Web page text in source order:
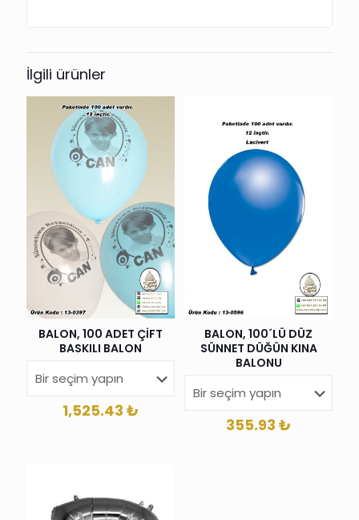
İlgili ürünler
BALON, 100 ADET ÇİFT
BASKILI BALON
1,525.43 ₺
BALON, 100´LÜ DÜZ
SÜNNET DÜĞÜN KINA
BALONU
355.93 ₺